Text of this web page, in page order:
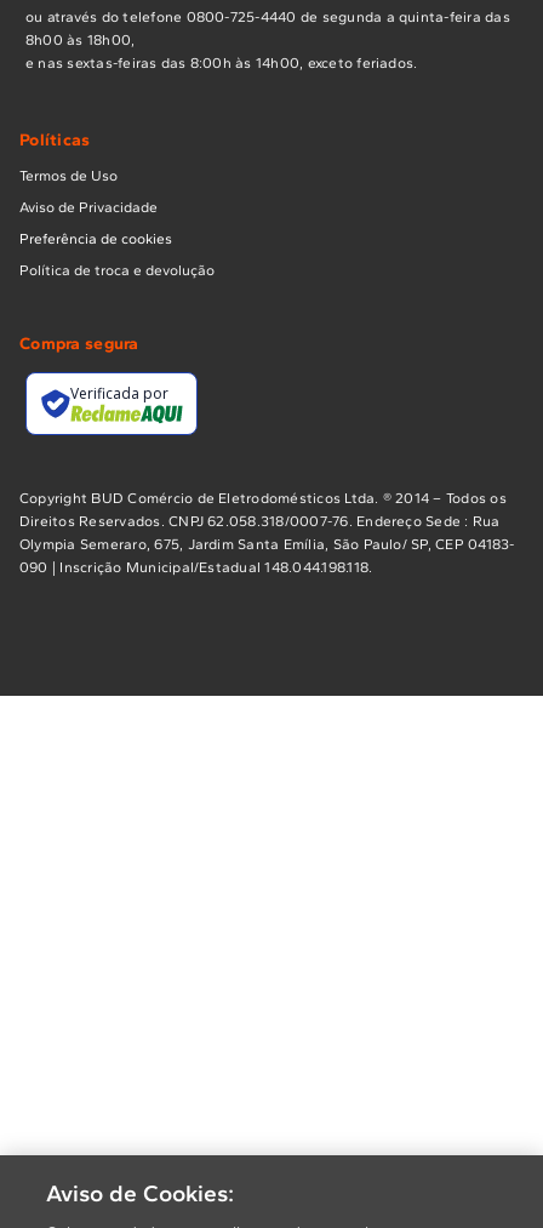
ou através do telefone 0800-725-4440 de segunda a quinta-feira das
8h00 às 18h00,
e nas sextas-feiras das 8:00h às 14h00, exceto feriados.
Políticas
Termos de Uso
Aviso de Privacidade
Preferência de cookies
Política de troca e devolução
Compra segura
Verificada por
Copyright BUD Comércio de Eletrodomésticos Ltda. ® 2014 – Todos os
Direitos Reservados. CNPJ 62.058.318/0007-76. Endereço Sede : Rua
Olympia Semeraro, 675, Jardim Santa Emília, São Paulo/ SP, CEP 04183-
090 | Inscrição Municipal/Estadual 148.044.198.118.
Aviso de Cookies: